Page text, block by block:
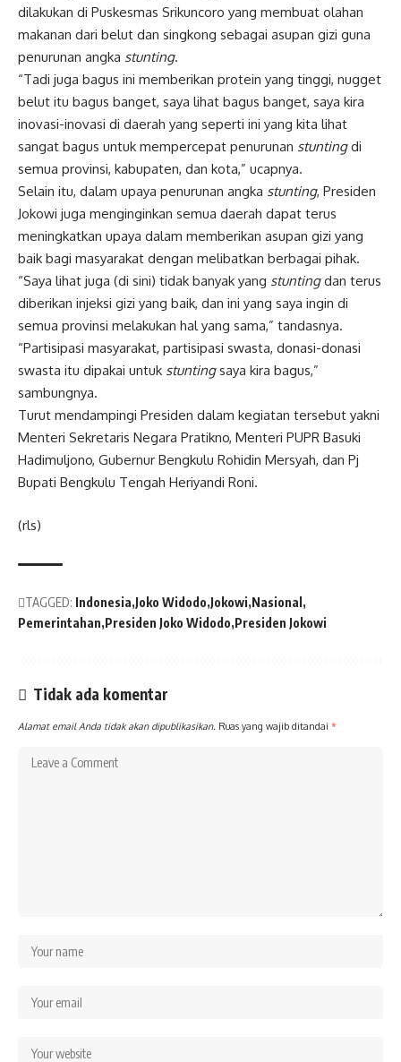
dilakukan di Puskesmas Srikuncoro yang membuat olahan
makanan dari belut dan singkong sebagai asupan gizi guna
penurunan angka stunting.
“Tadi juga bagus ini memberikan protein yang tinggi, nugget
belut itu bagus banget, saya lihat bagus banget, saya kira
inovasi-inovasi di daerah yang seperti ini yang kita lihat
sangat bagus untuk mempercepat penurunan stuntingdi
semua provinsi, kabupaten, dan kota,” ucapnya.
Selain itu, dalam upaya penurunan angka stunting, Presiden
Jokowi juga menginginkan semua daerah dapat terus
meningkatkan upaya dalam memberikan asupan gizi yang
baik bagi masyarakat dengan melibatkan berbagai pihak.
“Saya lihat juga (di sini) tidak banyak yang stuntingdan terus
diberikan injeksi gizi yang baik, dan ini yang saya ingin di
semua provinsi melakukan hal yang sama,” tandasnya.
“Partisipasi masyarakat, partisipasi swasta, donasi-donasi
swasta itu dipakai untuk stuntingsaya kira bagus,”
sambungnya.
Turut mendampingi Presiden dalam kegiatan tersebut yakni
Menteri Sekretaris Negara Pratikno, Menteri PUPR Basuki
Hadimuljono, Gubernur Bengkulu Rohidin Mersyah, dan Pj
Bupati Bengkulu Tengah Heriyandi Roni.
(rls)
TAGGED: Indonesia Joko Widodo Jokowi Nasional
Pemerintahan Presiden Joko Widodo Presiden Jokowi
Tidak ada komentar
Alamat email Anda tidak akan dipublikasikan. Ruas yang wajib ditandai *